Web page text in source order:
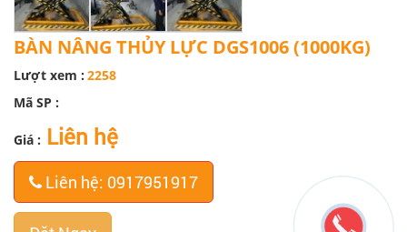
BÀN NÂNG THỦY LỰC DGS1006 (1000KG)
Lượt xem : 2258
Mã SP :
Giá : Liên hệ
Liên hệ: 0917951917